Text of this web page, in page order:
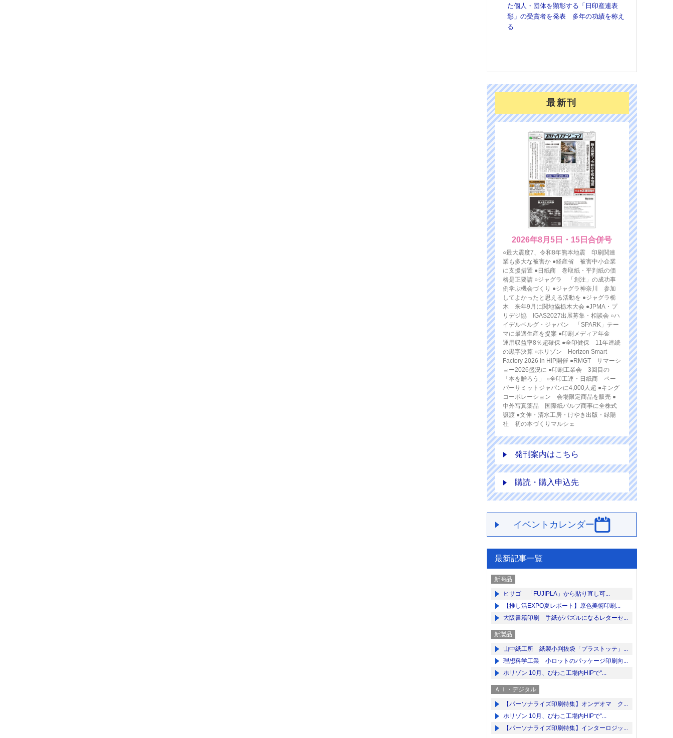
た個人・団体を顕彰する「日印産連表
彰」の受賞者を発表 多年の功績を称え
る
最新刊
2026年8月5日・15日合併号
○最大震度7、令和8年熊本地震 印刷関連
業も多大な被害か ●経産省 被害中小企業
に支援措置 ●日紙商 巻取紙・平判紙の価
格是正要請 ○ジャグラ 「創注」の成功事
例学ぶ機会づくり ●ジャグラ神奈川 参加
してよかったと思える活動を ●ジャグラ栃
木 来年9月に関地協栃木大会 ●JPMA・プ
リデジ協 IGAS2027出展募集・相談会 ○ハ
イデルベルグ・ジャパン 「SPARK」テー
マに最適生産を提案 ●印刷メディア年金
運用収益率8％超確保 ●全印健保 11年連続
の黒字決算 ○ホリゾン Horizon Smart
Factory 2026 in HIP開催 ●RMGT サマーシ
ョー2026盛況に ●印刷工業会 3回目の
「本を贈ろう」 ○全印工連・日紙商 ペー
パーサミットジャパンに4,000人超 ●キング
コーポレーション 会場限定商品を販売 ●
中外写真薬品 国際紙パルプ商事に全株式
譲渡 ●文伸・清水工房・けやき出版・緑陽
社 初の本づくりマルシェ
発刊案内はこちら
購読・購入申込先
イベントカレンダー
最新記事一覧
新商品
ヒサゴ 「FUJIPLA」から貼り直し可...
【推し活EXPO夏レポート】原色美術印刷...
大阪書籍印刷 手紙がパズルになるレターセ...
新製品
山中紙工所 紙製小判抜袋「プラストッテ」...
理想科学工業 小ロットのパッケージ印刷向...
ホリゾン 10月、びわこ工場内HIPで“...
ＡＩ・デジタル
【パーソナライズ印刷特集】オンデオマ ク...
ホリゾン 10月、びわこ工場内HIPで“...
【パーソナライズ印刷特集】インターロジッ...